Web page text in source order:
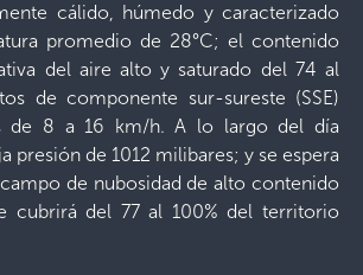
cálido, húmedo y caracterizado
promedio de 28°C; el contenido
del aire alto y saturado del 74 al
de componente sur-sureste (SSE)
de 8 a 16 km/h. A lo largo del día
presión de 1012 milibares; y se espera
de nubosidad de alto contenido
cubrirá del 77 al 100% del territorio